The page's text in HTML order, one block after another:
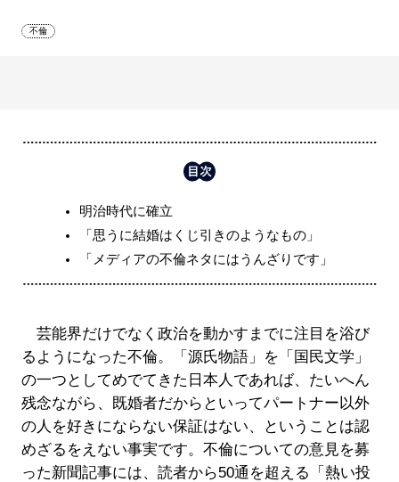
不倫
明治時代に確立
「思うに結婚はくじ引きのようなもの」
「メディアの不倫ネタにはうんざりです」
芸能界だけでなく政治を動かすまでに注目を浴び
るようになった不倫。「源氏物語」を「国民文学」
の一つとしてめでてきた日本人であれば、たいへん
残念ながら、既婚者だからといってパートナー以外
の人を好きにならない保証はない、ということは認
めざるをえない事実です。不倫についての意見を募
った新聞記事には、読者から50通を超える「熱い投